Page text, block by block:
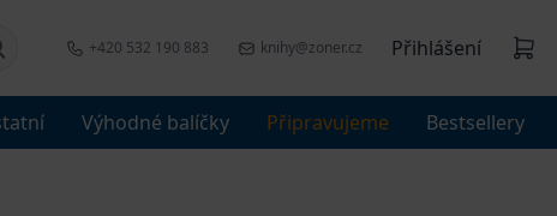
+420 532 190 883 knihy@zoner.cz Přihlášení
Výhodné balíčky Připravujeme Bestsellery